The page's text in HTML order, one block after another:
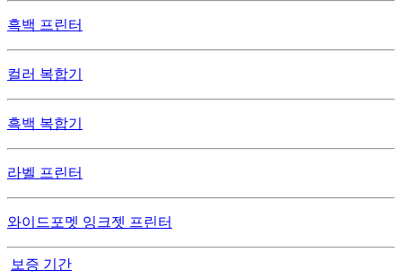
흑백 프린터
컬러 복합기
흑백 복합기
라벨 프린터
와이드포멧 잉크젯 프린터
보증 기간